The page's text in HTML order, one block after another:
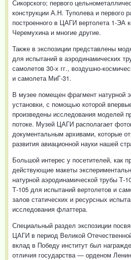
Сикорского; первого
конструкции А.Н. Туполева и первого
построенного в ЦАГИ вертолета 1-ЭА
Черемухина и многие другие.
Также в экспозиции представлены
для испытаний в аэродинамических
самолетов 30-х гг., воздушно-
и самолета МиГ-31.
В музее помещен фрагмент натурной
установки, с помощью которой
произведены исследования моделей
потоке. Музей ЦАГИ располагает
документальным архивами, которые
развития авиационной науки нашей
Большой интерес у посетителей, как
действующие макеты
натурной аэродинамической трубы Т-
Т-105 для испытаний вертолетов и
залов статических и ресурсных
исследования флаттера.
Специальный раздел экспозиции
ЦАГИ в период Великой
вклад в Победу институт был
отличия государства — орденом